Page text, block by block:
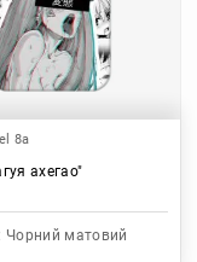
8a
ахегао"
Чорний матовий